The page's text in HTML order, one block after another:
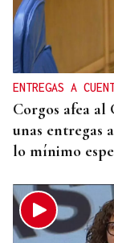
CONCIERTO EN
La música de
solemne y
ENTREGAS A
Corgos afea
unas entregas
lo mínimo